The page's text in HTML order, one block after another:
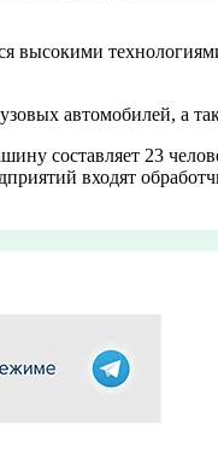
автомобилей, а
составляет 23
входят